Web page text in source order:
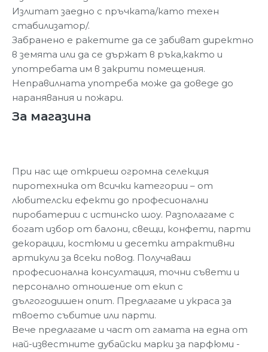
Излитат заедно с пръчката/като техен
стабилизатор/.
Забранено е ракетите да се забиват директно
в земята или да се държат в ръка,както и
употребата им в закрити помещения.
Неправилната употреба може да доведе до
наранявания и пожари.
За магазина
При нас ще откриеш огромна селекция
пиротехника от всички категории – от
любителски ефекти до професионални
пиробатерии с истинско шоу. Разполагаме с
богат избор от балони, свещи, конфети, парти
декорации, костюми и десетки атрактивни
артикули за всеки повод. Получаваш
професионална консултация, точни съвети и
персонално отношение от екип с
дългогодишен опит. Предлагаме и украса за
твоето събитие или парти.
Вече предлагаме и част от гамата на една от
най-известните дубайски марки за парфюми -